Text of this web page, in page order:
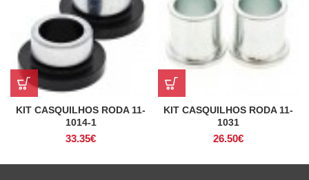
KIT CASQUILHOS RODA 11-
1014-1
33.35€
KIT CASQUILHOS RODA 11-
1031
26.50€